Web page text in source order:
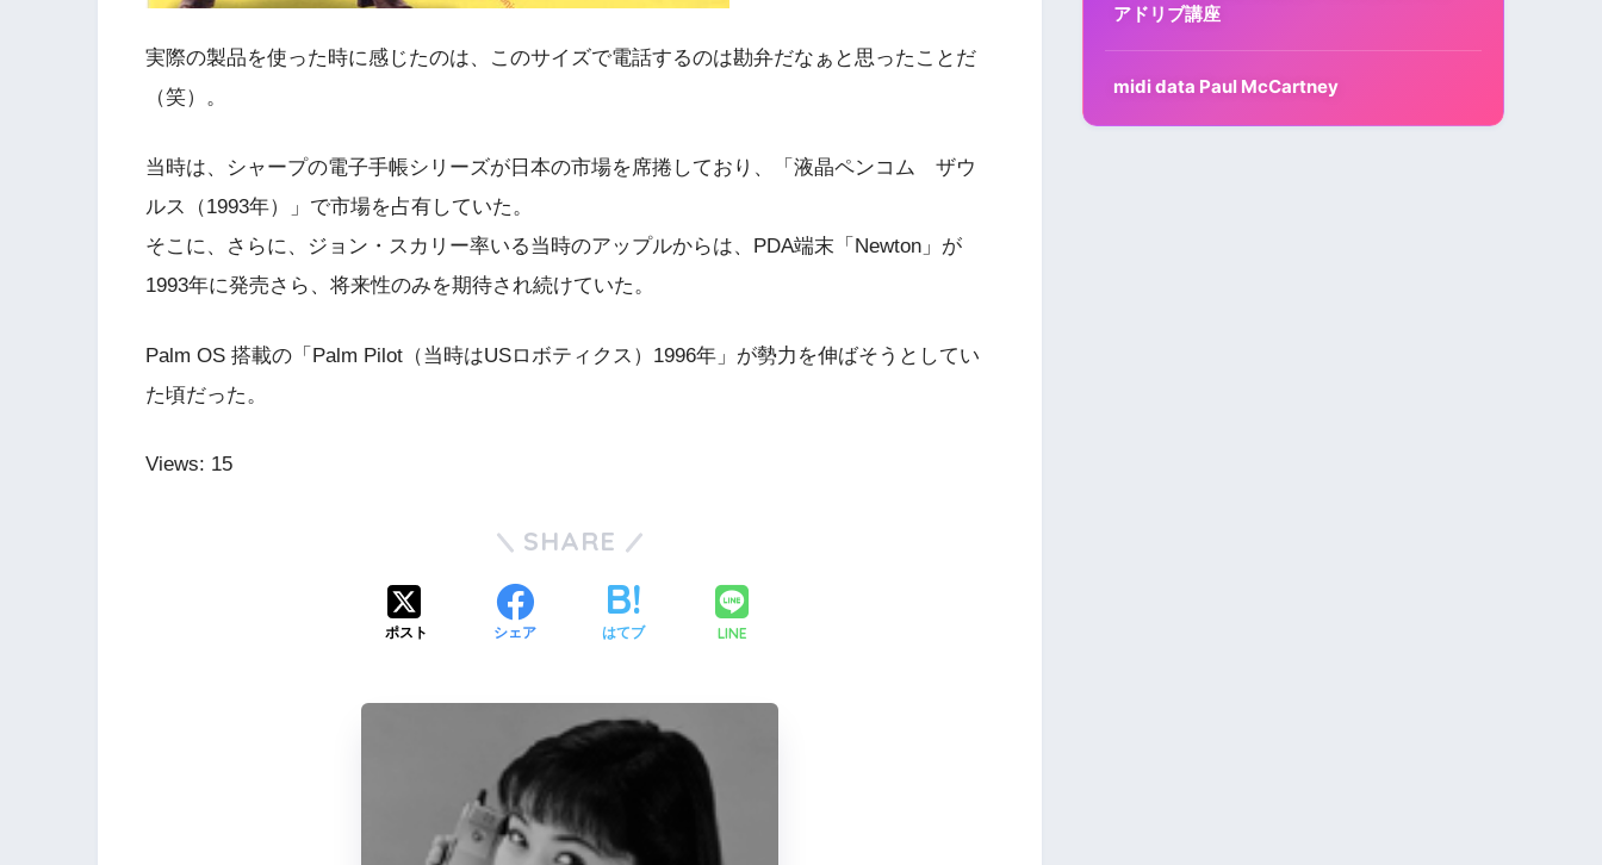
実際の製品を使った時に感じたのは、このサイズで電話するのは勘弁だなぁと思ったことだ
（笑）。
当時は、シャープの電子手帳シリーズが日本の市場を席捲しており、「液晶ペンコム ザウ
ルス（1993年）」で市場を占有していた。
そこに、さらに、ジョン・スカリー率いる当時のアップルからは、PDA端末「Newton」が
1993年に発売さら、将来性のみを期待され続けていた。
Palm OS 搭載の「Palm Pilot（当時はUSロボティクス）1996年」が勢力を伸ばそうとしてい
た頃だった。
Views: 15
SHARE
ポスト シェア はてブ LINE
アドリブ講座
midi data Paul McCartney